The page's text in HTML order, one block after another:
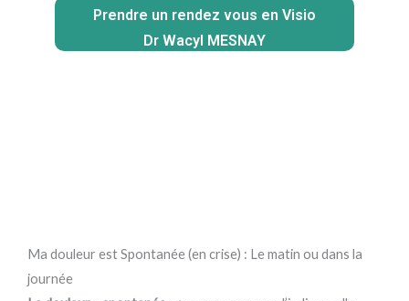
Prendre un rendez vous en Visio
Dr Wacyl MESNAY
Ma douleur est Spontanée (en crise) : Le matin ou dans la
journée